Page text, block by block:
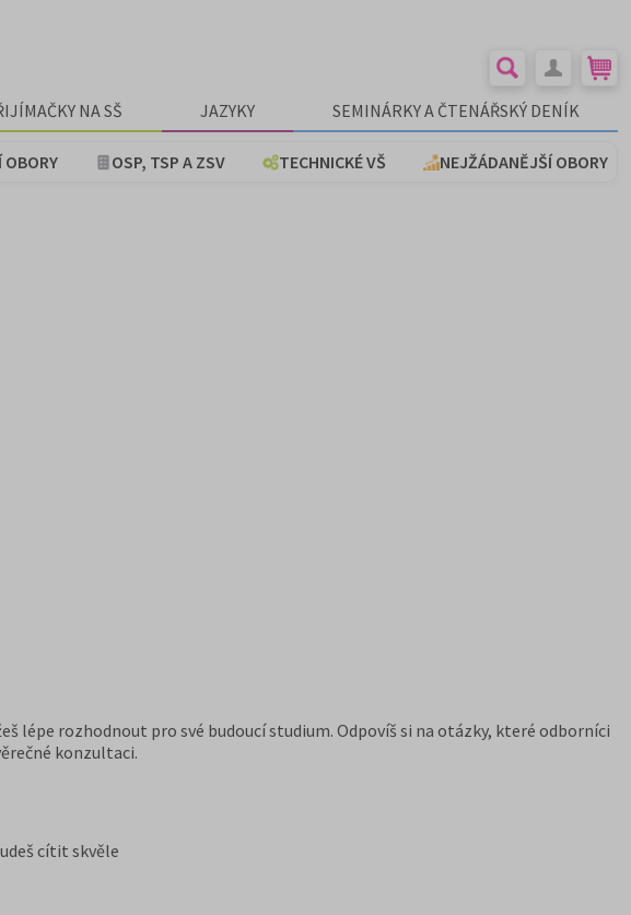
NA SŠ JAZYKY SEMINÁRKY A ČTENÁŘSKÝ DENÍK
OSP, TSP A ZSV TECHNICKÉ VŠ NEJŽÁDANĚJŠÍ OBORY
lépe rozhodnout pro své budoucí studium. Odpovíš si na otázky, které odborníci
konzultaci.
cítit skvěle